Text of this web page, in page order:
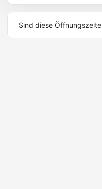
Sind diese